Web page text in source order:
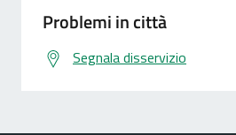
Problemi in città
Segnala disservizio